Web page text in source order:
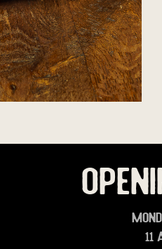
11